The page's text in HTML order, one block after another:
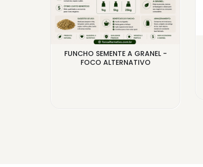
FUNCHO SEMENTE A GRANEL -
FOCO ALTERNATIVO